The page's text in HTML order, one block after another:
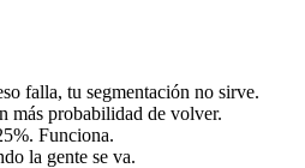
falla, tu segmentación no sirve.
más probabilidad de volver.
Funciona.
la gente se va.